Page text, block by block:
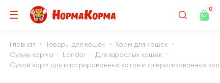
0
Главная Товары для кошек
Корм для кошек
Сухие корма
Landor
Для взрослых кошек
Сухой корм для кастрированных котов и стерилизованных